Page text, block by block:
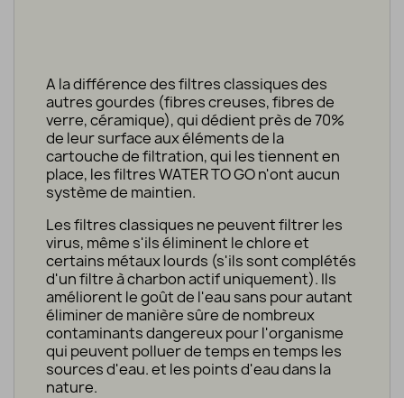
A la différence des filtres classiques des
autres gourdes (fibres creuses, fibres de
verre, céramique), qui dédient près de 70%
de leur surface aux éléments de la
cartouche de filtration, qui les tiennent en
place, les filtres WATER TO GO n'ont aucun
système de maintien.
Les filtres classiques ne peuvent filtrer les
virus, même s'ils éliminent le chlore et
certains métaux lourds (s'ils sont complétés
d'un filtre à charbon actif uniquement). Ils
améliorent le goût de l'eau sans pour autant
éliminer de manière sûre de nombreux
contaminants dangereux pour l'organisme
qui peuvent polluer de temps en temps les
sources d'eau. et les points d'eau dans la
nature.